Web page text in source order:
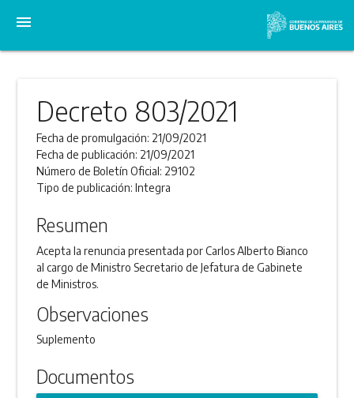
menu
Decreto 803/2021
Fecha de promulgación: 21/09/2021
Fecha de publicación: 21/09/2021
Número de Boletín Oficial: 29102
Tipo de publicación:Integra
Resumen
Acepta la renuncia presentada por Carlos Alberto Bianco
al cargo de Ministro Secretario de Jefatura de Gabinete
de Ministros.
Observaciones
Suplemento
Documentos